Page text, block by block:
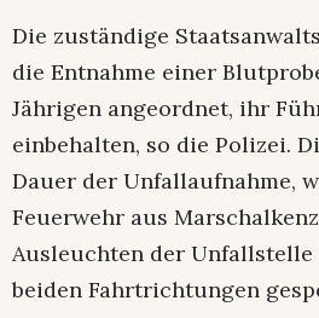
Die zuständige
die Entnahme einer
Jährigen angeordnet, ihr
einbehalten, so die Polizei.
Dauer der Unfallaufnahme,
Feuerwehr aus
Ausleuchten der
beiden Fahrtrichtungen